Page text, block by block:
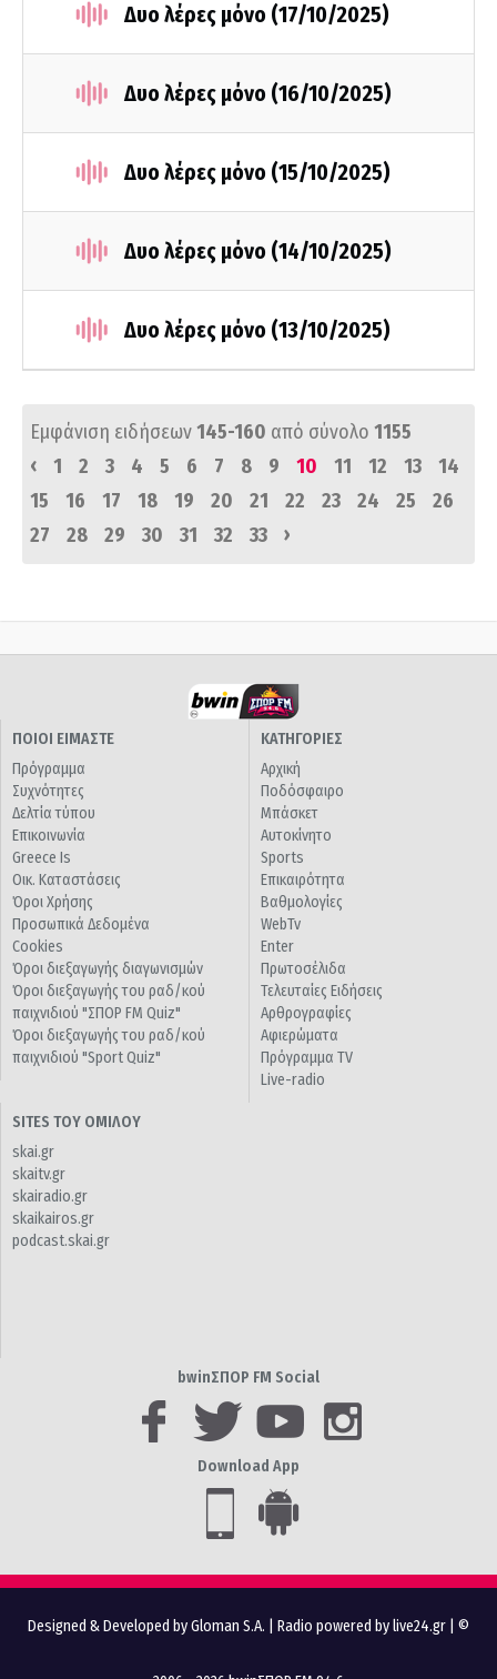
Δυο λέρες μόνο (17/10/2025)
Δυο λέρες μόνο (16/10/2025)
Δυο λέρες μόνο (15/10/2025)
Δυο λέρες μόνο (14/10/2025)
Δυο λέρες μόνο (13/10/2025)
Εμφάνιση ειδήσεων145-160 από σύνολο 1155
‹
1 2 3 4 5 6 7 8 9 10 11 12 13
14
15
16 17 18 19 20 21 22 23 24 25
26
27
28 29 30 31 32 33 ›
ΠΟΙΟΙ ΕΙΜΑΣΤΕ
Πρόγραμμα
Συχνότητες
Δελτία τύπου
Επικοινωνία
Greece Is
Οικ. Καταστάσεις
Όροι Χρήσης
Προσωπικά Δεδομένα
Cookies
Όροι διεξαγωγής διαγωνισμών
Όροι διεξαγωγής του ραδ/κού
παιχνιδιού "ΣΠΟΡ FM Quiz"
Όροι διεξαγωγής του ραδ/κού
παιχνιδιού "Sport Quiz"
ΚΑΤΗΓΟΡΙΕΣ
Αρχική
Ποδόσφαιρο
Μπάσκετ
Αυτοκίνητο
Sports
Επικαιρότητα
Βαθμολογίες
WebTv
Enter
Πρωτοσέλιδα
Τελευταίες Ειδήσεις
Αρθρογραφίες
Αφιερώματα
Πρόγραμμα TV
Live-radio
SITES ΤΟΥ ΟΜΙΛΟΥ
skai.gr
skaitv.gr
skairadio.gr
skaikairos.gr
podcast.skai.gr
bwinΣΠΟΡ FM Social
Download App
Designed & Developed by Gloman S.A. Radio powered by live24.gr | ©